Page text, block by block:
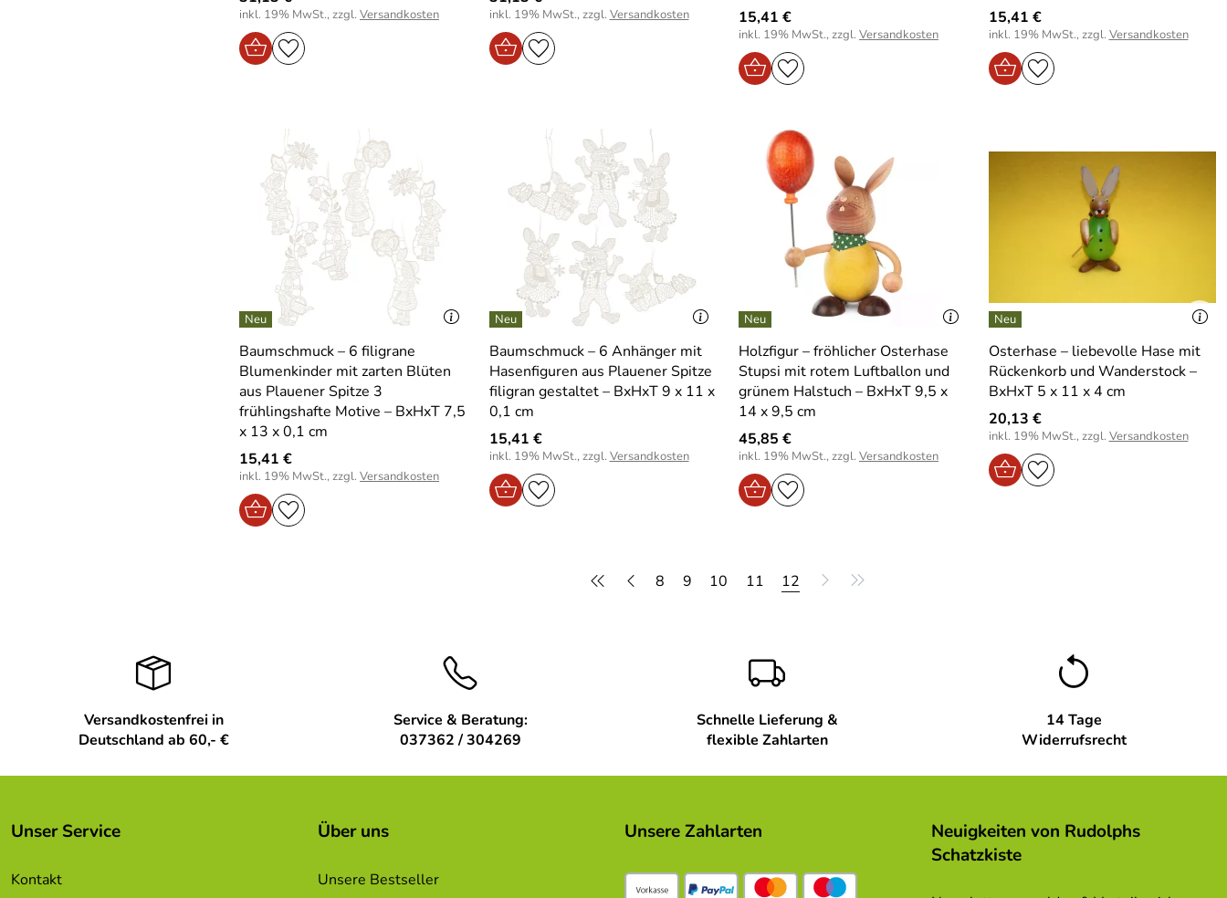
inkl. 19% MwSt., zzgl. Versandkosten inkl. 19% MwSt., zzgl. Versandkosten
15,41 €
inkl. 19% MwSt., zzgl. Versandkosten
15,41 €
inkl. 19% MwSt., zzgl. Versandkosten
Baumschmuck – 6 filigrane
Blumenkinder mit zarten Blüten
aus Plauener Spitze 3
frühlingshafte Motive – BxHxT 7,5
x 13 x 0,1 cm
15,41 €
inkl. 19% MwSt., zzgl. Versandkosten
Baumschmuck – 6 Anhänger mit
Hasenfiguren aus Plauener Spitze
filigran gestaltet – BxHxT 9 x 11 x
0,1 cm
15,41 €
inkl. 19% MwSt., zzgl. Versandkosten
Holzfigur – fröhlicher Osterhase
Stupsi mit rotem Luftballon und
grünem Halstuch – BxHxT 9,5 x
14 x 9,5 cm
45,85 €
inkl. 19% MwSt., zzgl. Versandkosten
Osterhase – liebevolle Hase mit
Rückenkorb und Wanderstock –
BxHxT 5 x 11 x 4 cm
20,13 €
inkl. 19% MwSt., zzgl. Versandkosten
8 9 10 11 12
Versandkostenfrei in
Deutschland ab 60,- €
Service & Beratung:
037362 / 304269
Schnelle Lieferung &
flexible Zahlarten
14 Tage
Widerrufsrecht
Unser Service
Kontakt
Über uns
Unsere Bestseller
Unsere Zahlarten
Neuigkeiten von Rudolphs
Schatzkiste